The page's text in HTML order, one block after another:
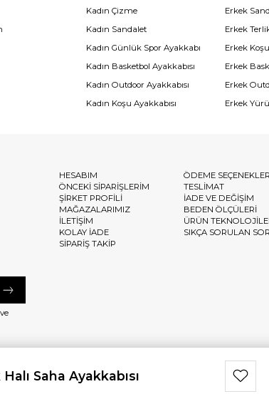
Kadın Çizme
Kadın Sandalet
Kadın Günlük Spor Ayakkabı
Kadın Basketbol Ayakkabısı
Kadın Outdoor Ayakkabısı
Kadın Koşu Ayakkabısı
Erkek
Erkek
Erkek
Erkek
Erkek
Erkek
ve
HESABIM
ÖNCEKİ SİPARİŞLERİM
ŞİRKET PROFİLİ
MAĞAZALARIMIZ
İLETİŞİM
KOLAY İADE
SİPARİŞ TAKİP
ÖDEME
TESLİMAT
İADE VE DEĞİŞİM
BEDEN ÖLÇÜLERİ
ÜRÜN
SIKÇA SORULAN
Saha Ayakkabısı